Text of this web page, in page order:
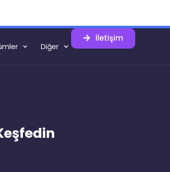
Diğer
İletişim